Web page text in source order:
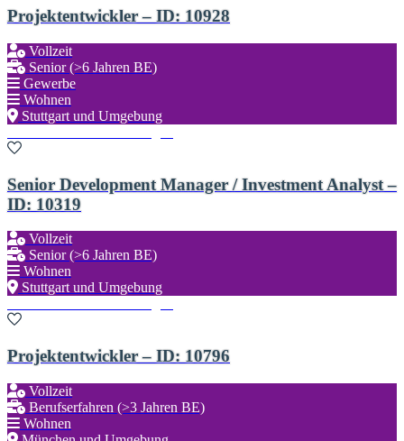
Projektentwickler – ID: 10928
Vollzeit
Senior (>6 Jahren BE)
Gewerbe
Wohnen
Stuttgart und Umgebung
Senior Development Manager / Investment Analyst –
ID: 10319
Vollzeit
Senior (>6 Jahren BE)
Wohnen
Stuttgart und Umgebung
Projektentwickler – ID: 10796
Vollzeit
Berufserfahren (>3 Jahren BE)
Wohnen